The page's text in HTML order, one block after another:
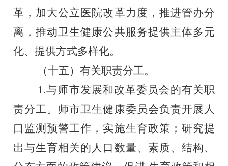
革，加大公立医院改革力 度，推进管办分
离，推动卫生健康公共服务提供主体多元
化、提供方式多样化。
（十五）有关职责分工。
1.与师市发展和改革委员会的有关职
责分工。师市卫生健康委员会负责开展人
口监测预警工作，实施生育政策；研究提
出与生育相关的人口数量、素质、结构、